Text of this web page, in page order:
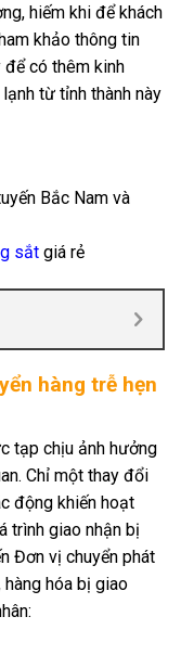
hiếm khi để khách
khảo thông tin
có thêm kinh
từ tỉnh thành này
Bắc Nam và
sắt giá rẻ
hàng trễ hẹn
tạp chịu ảnh hưởng
Chỉ một thay đổi
động khiến hoạt
trình giao nhận bị
Đơn vị chuyển phát
hàng hóa bị giao